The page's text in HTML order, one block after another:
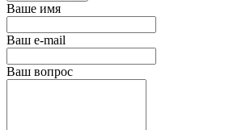
Ваше имя
Ваш e-mail
Ваш вопрос